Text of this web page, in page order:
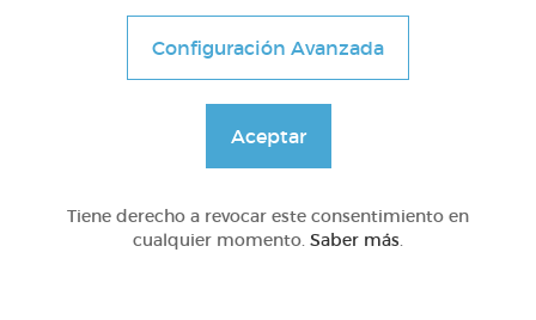
Sílabas directas: iniciales y finales
@Webparaelespanol
Configuración Avanzada
Aceptar
Tiene derecho a revocar este consentimiento en
cualquier momento. Saber más.